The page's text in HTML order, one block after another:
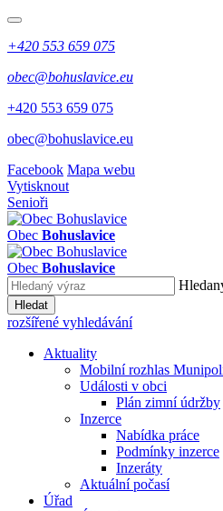
+420 553 659 075
obec@bohuslavice.eu
+420 553 659 075
obec@bohuslavice.eu
Facebook Mapa webu
Vytisknout
Senioři
Obec Bohuslavice
Obec Bohuslavice
Hledat
rozšířené vyhledávání
Aktuality
Mobilní rozhlas
Události v obci
Plán zimní údržby
Inzerce
Nabídka práce
Podmínky inzerce
Inzeráty
Aktuální počasí
Úřad